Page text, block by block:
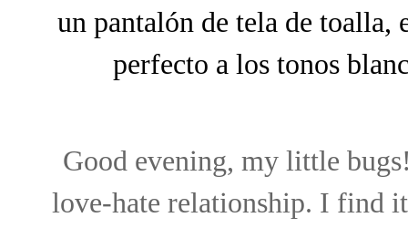
un pantalón de tela de toalla,
perfecto a los tonos
Good evening, my little
love-hate relationship. I find